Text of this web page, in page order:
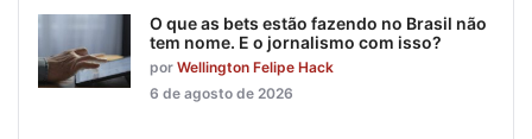
O que as bets estão fazendo no Brasil não
tem nome. E o jornalismo com isso?
por Wellington Felipe Hack
6 de agosto de 2026